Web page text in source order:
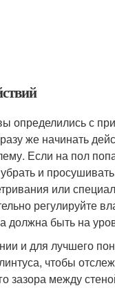
определились с
же начинать
Если на пол
и
или
регулируйте
должна быть на
и для лучшего
чтобы
зазора между